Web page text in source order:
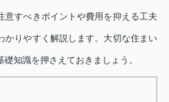
意すべきポイントや費用を抑える工夫
かりやすく解説します。大切な住まい
知識を押さえておきましょう。